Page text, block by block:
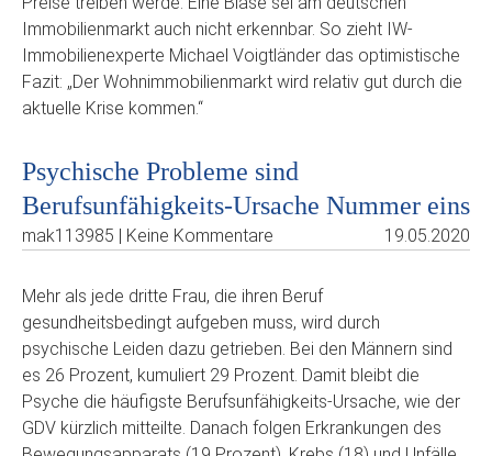
Immobilienmarkt auch nicht erkennbar. So zieht IW-
Immobilienexperte Michael Voigtländer das optimistische
Fazit: „Der Wohnimmobilienmarkt wird relativ gut durch die
aktuelle Krise kommen.“
Psychische Probleme sind
Berufsunfähigkeits-Ursache Nummer eins
mak113985 | Keine Kommentare 19.05.2020
Mehr als jede dritte Frau, die ihren Beruf
gesundheitsbedingt aufgeben muss, wird durch
psychische Leiden dazu getrieben. Bei den Männern sind
es 26 Prozent, kumuliert 29 Prozent. Damit bleibt die
Psyche die häufigste Berufsunfähigkeits-Ursache, wie der
GDV kürzlich mitteilte. Danach folgen Erkrankungen des